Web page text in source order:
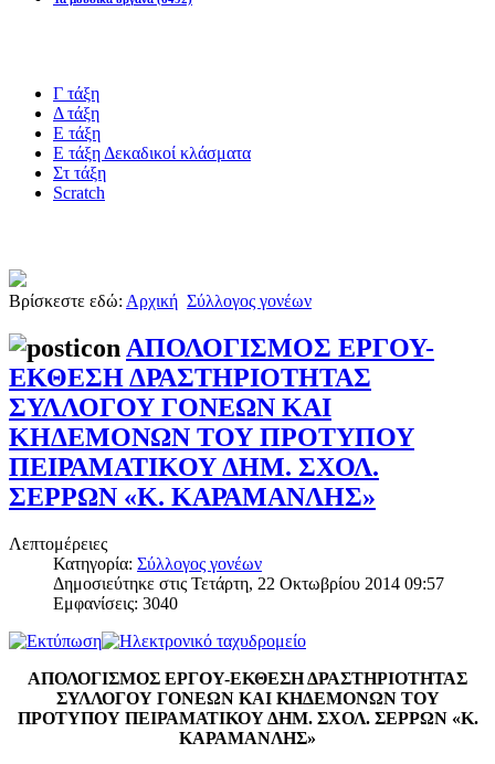
Γ τάξη
Δ τάξη
Ε τάξη
Ε τάξη Δεκαδικοί κλάσματα
Στ τάξη
Scratch
Βρίσκεστε εδώ: Αρχική Σύλλογος γονέων
ΑΠΟΛΟΓΙΣΜΟΣ ΕΡΓΟΥ-
ΕΚΘΕΣΗ ΔΡΑΣΤΗΡΙΟΤΗΤΑΣ
ΣΥΛΛΟΓΟΥ ΓΟΝΕΩΝ ΚΑΙ
ΚΗΔΕΜΟΝΩΝ ΤΟΥ ΠΡΟΤΥΠΟΥ
ΠΕΙΡΑΜΑΤΙΚΟΥ ΔΗΜ. ΣΧΟΛ.
ΣΕΡΡΩΝ «Κ. ΚΑΡΑΜΑΝΛΗΣ»
Λεπτομέρειες
Κατηγορία: Σύλλογος γονέων
Δημοσιεύτηκε στις Τετάρτη, 22 Οκτωβρίου 2014 09:57
Εμφανίσεις: 3040
ΑΠΟΛΟΓΙΣΜΟΣ ΕΡΓΟΥ-ΕΚΘΕΣΗ ΔΡΑΣΤΗΡΙΟΤΗΤΑΣ
ΣΥΛΛΟΓΟΥ ΓΟΝΕΩΝ ΚΑΙ ΚΗΔΕΜΟΝΩΝ ΤΟΥ
ΠΡΟΤΥΠΟΥ ΠΕΙΡΑΜΑΤΙΚΟΥ ΔΗΜ. ΣΧΟΛ. ΣΕΡΡΩΝ «Κ.
ΚΑΡΑΜΑΝΛΗΣ»